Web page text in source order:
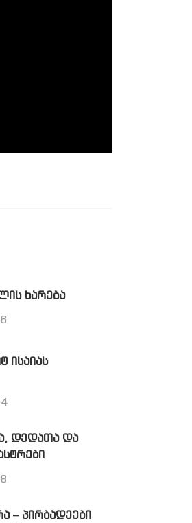
ᲮᲐᲠᲔᲑᲐ
ᲘᲡᲐᲘᲐᲡ
ᲓᲔᲓᲐᲗᲐ ᲓᲐ
– ᲞᲘᲠᲑᲐᲓᲔᲔᲑᲘ